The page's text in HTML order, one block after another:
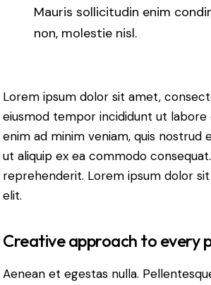
Mauris sollicitudin enim
non, molestie nisl.
Lorem ipsum dolor sit amet,
eiusmod tempor incididunt ut labore
enim ad minim veniam, quis nostrud
ut aliquip ex ea commodo
reprehenderit. Lorem ipsum dolor
elit.
Creative approach to every
Aenean et egestas nulla.